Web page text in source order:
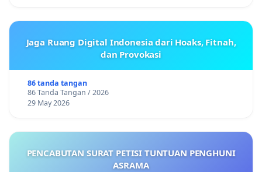
Jaga Ruang Digital Indonesia dari Hoaks, Fitnah,
dan Provokasi
86 tanda tangan
86 Tanda Tangan / 2026
29 May 2026
PENCABUTAN SURAT PETISI TUNTUAN PENGHUNI
ASRAMA